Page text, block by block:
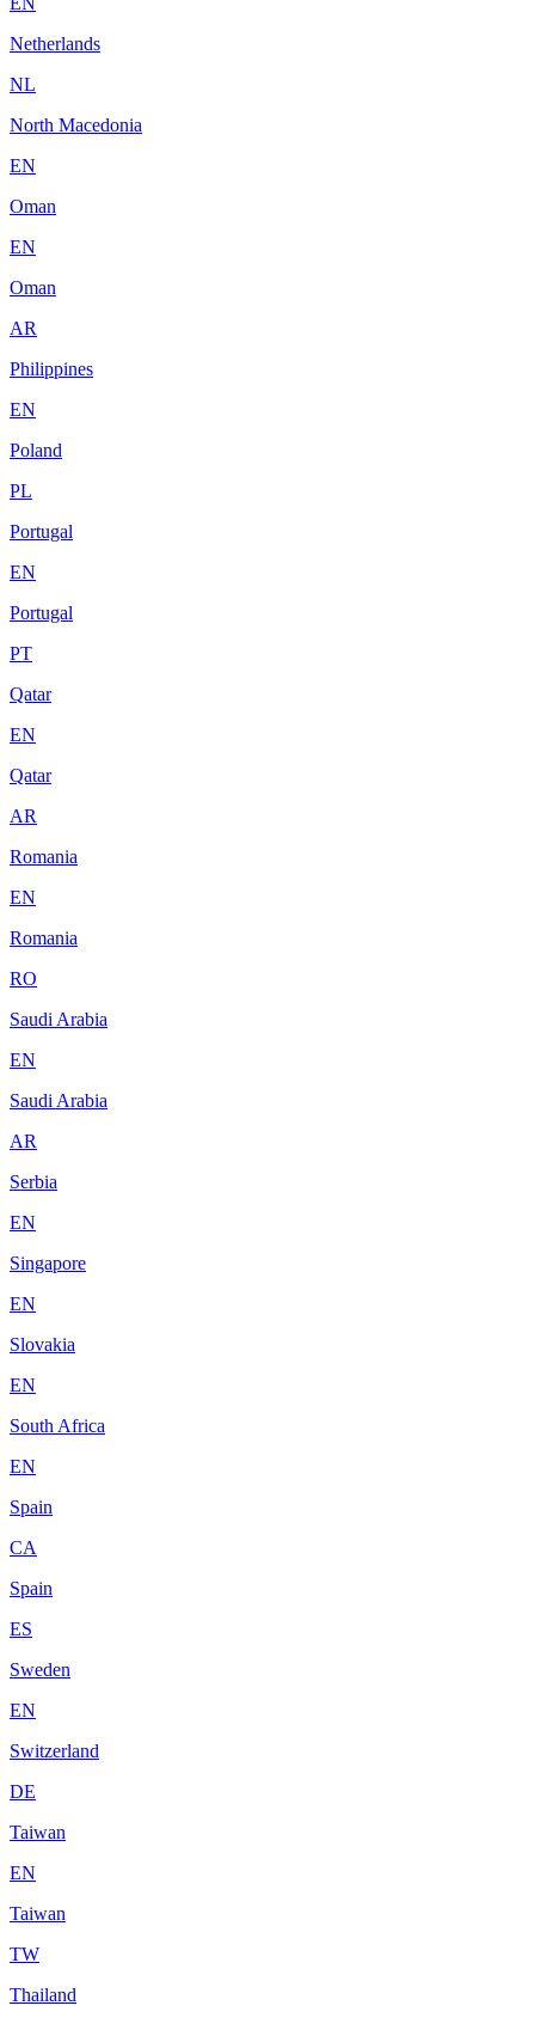
Netherlands
NL
North Macedonia
EN
Oman
EN
Oman
AR
Philippines
EN
Poland
PL
Portugal
EN
Portugal
PT
Qatar
EN
Qatar
AR
Romania
EN
Romania
RO
Saudi Arabia
EN
Saudi Arabia
AR
Serbia
EN
Singapore
EN
Slovakia
EN
South Africa
EN
Spain
CA
Spain
ES
Sweden
EN
Switzerland
DE
Taiwan
EN
Taiwan
TW
Thailand